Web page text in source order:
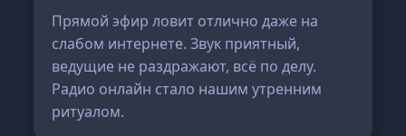
Прямой эфир ловит отлично даже на
слабом интернете. Звук приятный,
ведущие не раздражают, всё по делу.
Радио онлайн стало нашим утренним
ритуалом.